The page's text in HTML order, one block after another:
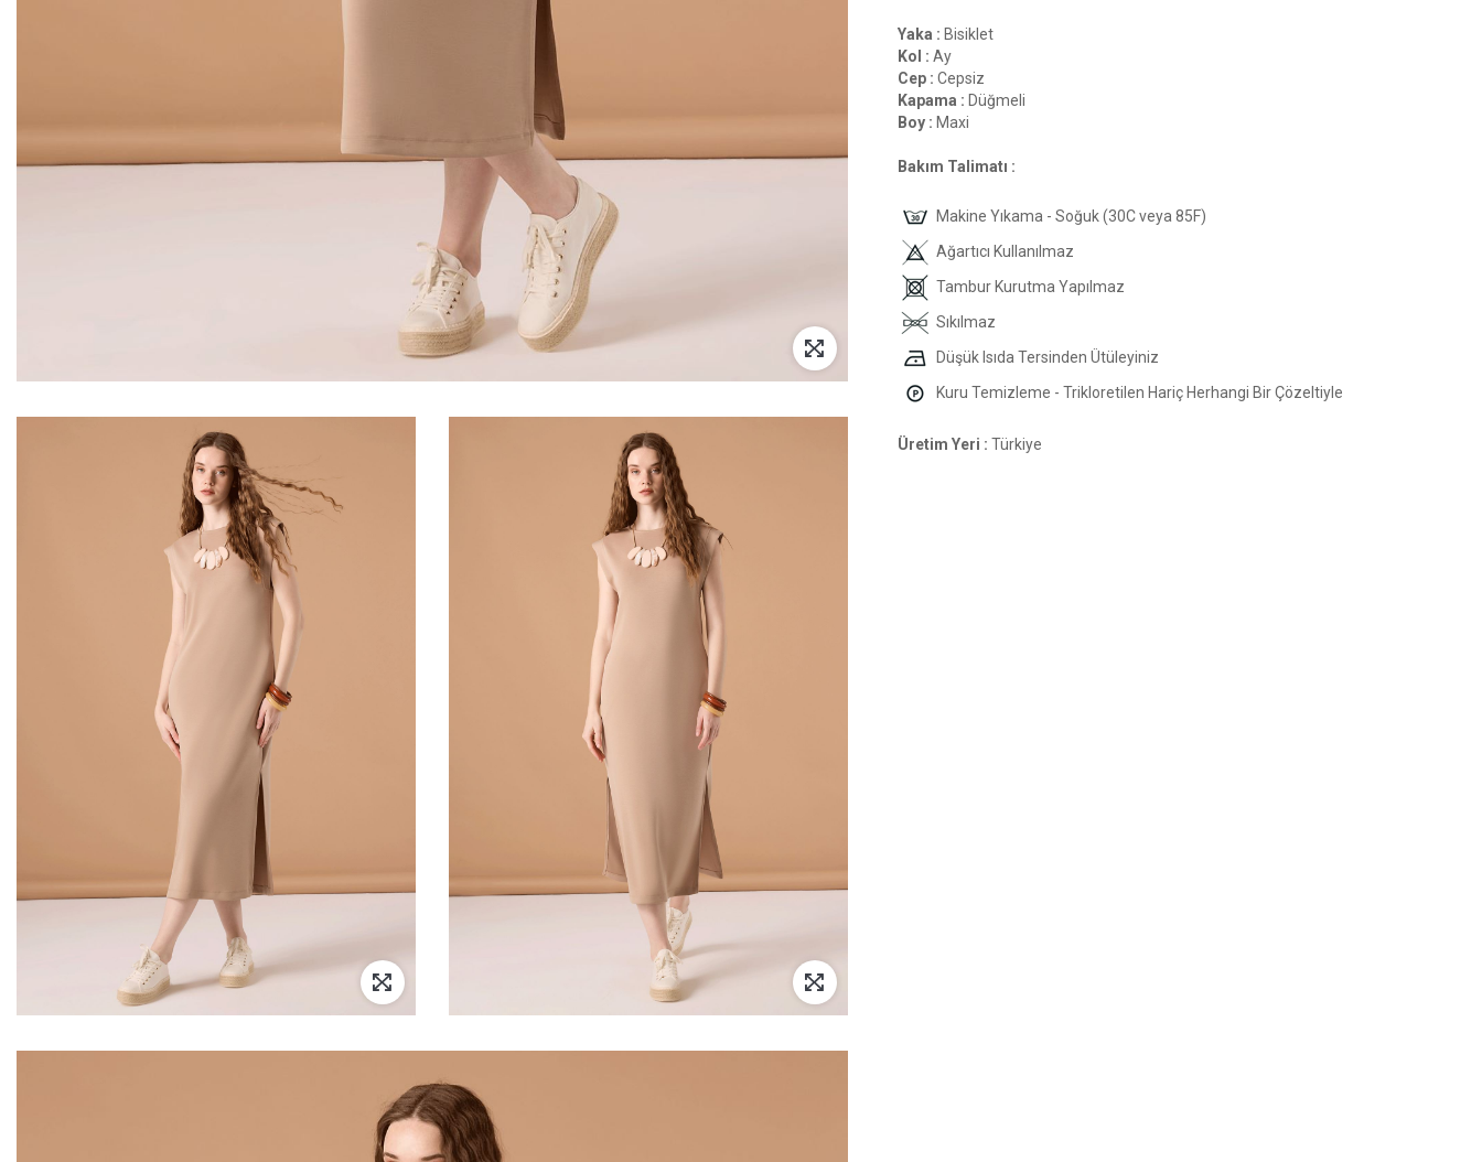
Yaka : Bisiklet
Kol : Ay
Cep : Cepsiz
Kapama : Düğmeli
Boy : Maxi
Bakım Talimatı :
Makine Yıkama - Soğuk (30C veya 85F)
Ağartıcı Kullanılmaz
Tambur Kurutma Yapılmaz
Sıkılmaz
Düşük Isıda Tersinden Ütüleyiniz
Kuru Temizleme - Trikloretilen Hariç Herhangi Bir Çözeltiyle
Üretim Yeri : Türkiye